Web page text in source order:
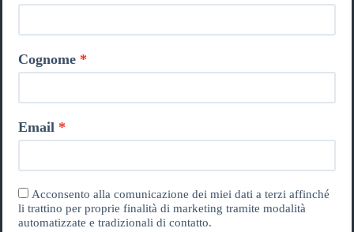
Cognome
Email
Acconsento alla comunicazione dei miei dati a terzi affinché
li trattino per proprie finalità di marketing tramite modalità
automatizzate e tradizionali di contatto.